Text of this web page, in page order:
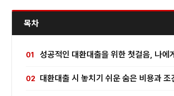
목차
성공적인 대환대출을 위한 첫걸음, 나에
대환대출 시 놓치기 쉬운 숨은 비용과 조